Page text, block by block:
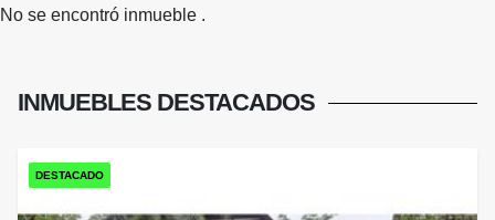
No se encontró inmueble .
INMUEBLES DESTACADOS
DESTACADO